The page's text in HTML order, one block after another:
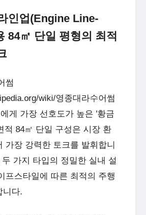
인업(Engine Line-
84㎡ 단일 평형의 최적
썸
wiki/영종대라수어썸
게 가장 선호도가 높은 '황금
적 84㎡ 단일 구성은 시장 환
가장 강력한 토크를 발휘합니
가지 타입의 정밀한 실내 설
프스타일에 따른 최적의 주행
니다.